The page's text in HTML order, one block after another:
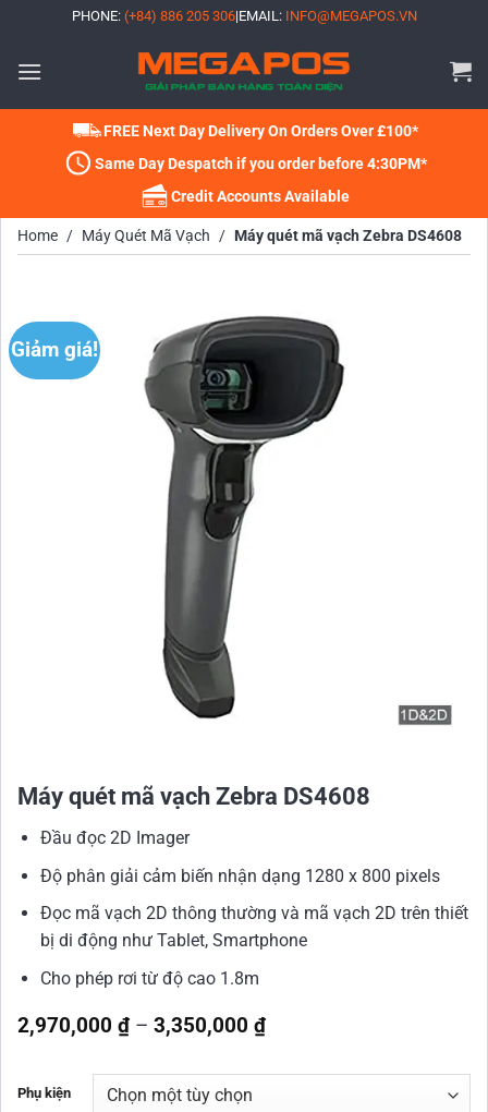
nội
PHONE: (+84) 886 205 306|EMAIL: INFO@MEGAPOS.VN
FREE Next Day Delivery On Orders Over £100*
Same Day Despatch if you order before 4:30PM*
Credit Accounts Available
Home / Máy Quét Mã Vạch / Máy quét mã vạch Zebra DS4608
Giảm giá!
Máy quét mã vạch Zebra DS4608
Đầu đọc 2D Imager
Độ phân giải cảm biến nhận dạng 1280 x 800 pixels
Đọc mã vạch 2D thông thường và mã vạch 2D trên thiết
bị di động như Tablet, Smartphone
Cho phép rơi từ độ cao 1.8m
2,970,000 ₫ – 3,350,000 ₫Khoảng
giá:
Phụ kiện